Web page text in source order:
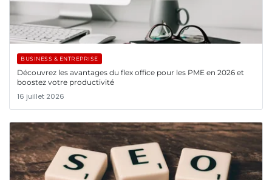
BUSINESS & ENTREPRISE
Découvrez les avantages du flex office pour les PME en 2026 et
boostez votre productivité
16 juillet 2026